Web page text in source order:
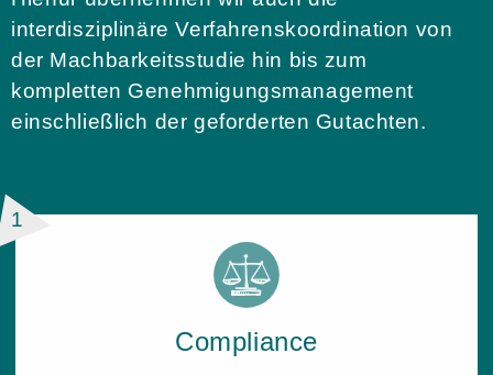
interdisziplinäre Verfahrenskoordination von
der Machbarkeitsstudie hin bis zum
kompletten Genehmigungsmanagement
einschließlich der geforderten Gutachten.
1
Com­pli­an­ce